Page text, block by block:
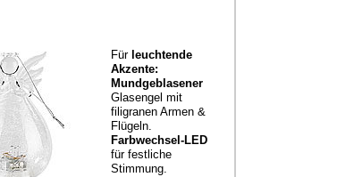
Für leuchtende
Akzente:
Mundgeblasener
Glasengel mit
filigranen Armen &
Flügeln.
Farbwechsel-LED
für festliche
Stimmung.